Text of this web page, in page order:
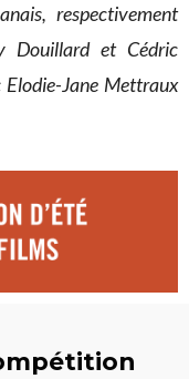
respectivement
Douillard et Cédric
Jane Mettraux